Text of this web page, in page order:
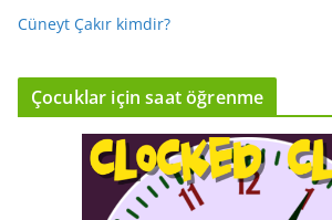
Cüneyt Çakır kimdir?
Çocuklar için saat öğrenme